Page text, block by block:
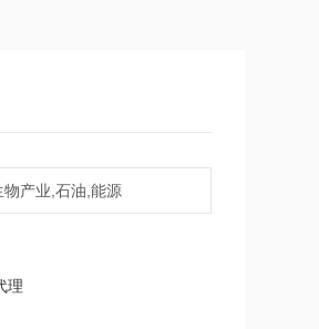
物产业,石油,能源
理